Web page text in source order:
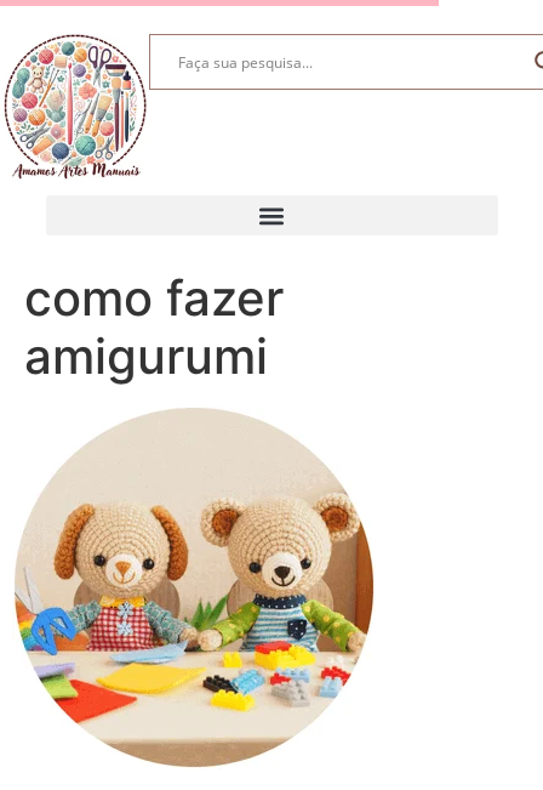
como fazer
amigurumi